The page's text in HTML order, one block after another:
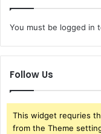
You must be logged in
Follow Us
This widget requries
from the Theme